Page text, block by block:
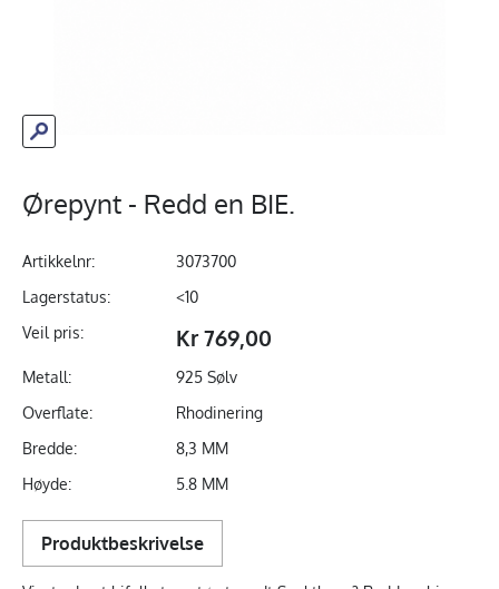
Ørepynt - Redd en BIE.
Artikkelnr:
3073700
Lagerstatus:
<10
Veil pris:
Kr 769,00
Metall:
925 Sølv
Overflate:
Rhodinering
Bredde:
8,3 MM
Høyde:
5.8 MM
Produktbeskrivelse